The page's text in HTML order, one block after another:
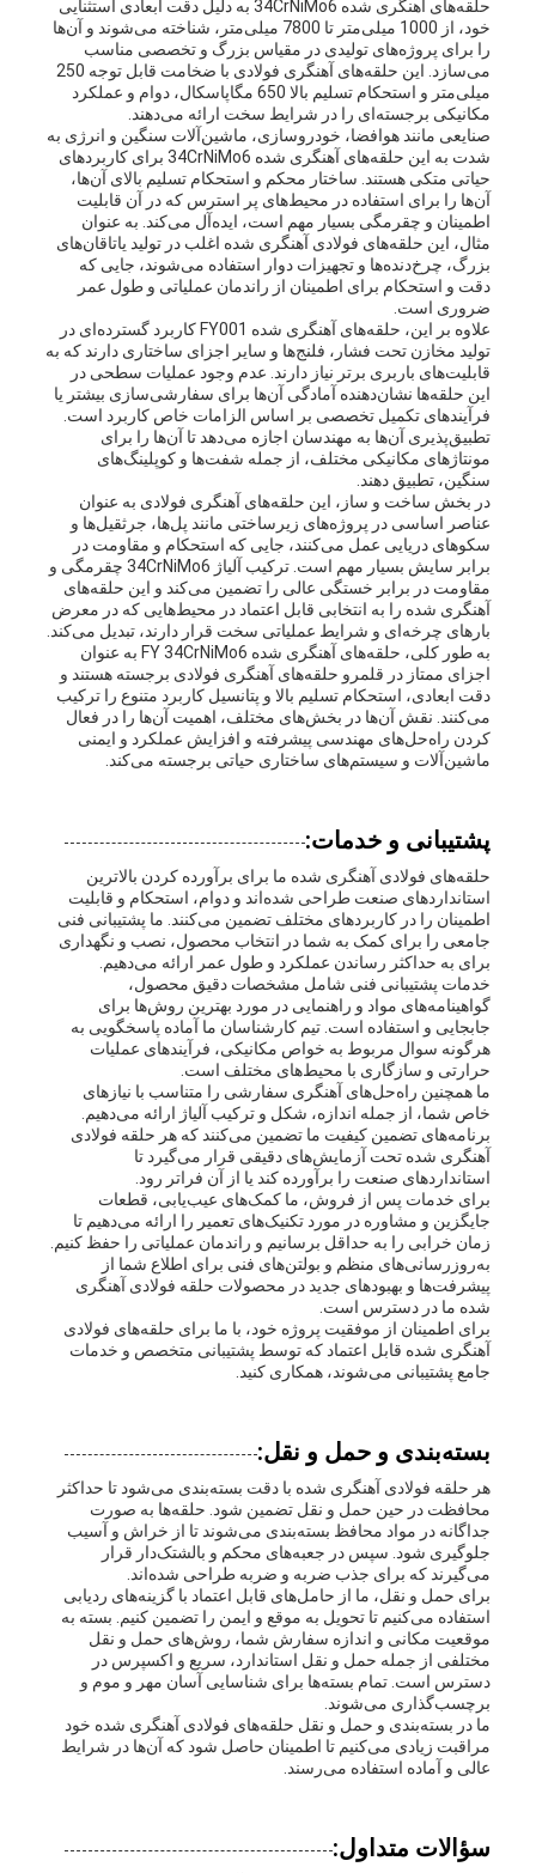
حلقه‌های آهنگری شده 34CrNiMo6 به دلیل دقت ابعادی استثنایی
خود، از 1000 میلی‌متر تا 7800 میلی‌متر، شناخته می‌شوند و آن‌ها
را برای پروژه‌های تولیدی در مقیاس بزرگ و تخصصی مناسب
می‌سازد. این حلقه‌های آهنگری فولادی با ضخامت قابل توجه 250
میلی‌متر و استحکام تسلیم بالا 650 مگاپاسکال، دوام و عملکرد
مکانیکی برجسته‌ای را در شرایط سخت ارائه می‌دهند.
صنایعی مانند هوافضا، خودروسازی، ماشین‌آلات سنگین و انرژی به
شدت به این حلقه‌های آهنگری شده 34CrNiMo6 برای کاربردهای
حیاتی متکی هستند. ساختار محکم و استحکام تسلیم بالای آن‌ها،
آن‌ها را برای استفاده در محیط‌های پر استرس که در آن قابلیت
اطمینان و چقرمگی بسیار مهم است، ایده‌آل می‌کند. به عنوان
مثال، این حلقه‌های فولادی آهنگری شده اغلب در تولید یاتاقان‌های
بزرگ، چرخ‌دنده‌ها و تجهیزات دوار استفاده می‌شوند، جایی که
دقت و استحکام برای اطمینان از راندمان عملیاتی و طول عمر
ضروری است.
علاوه بر این، حلقه‌های آهنگری شده FY001 کاربرد گسترده‌ای در
تولید مخازن تحت فشار، فلنج‌ها و سایر اجزای ساختاری دارند که به
قابلیت‌های باربری برتر نیاز دارند. عدم وجود عملیات سطحی در
این حلقه‌ها نشان‌دهنده آمادگی آن‌ها برای سفارشی‌سازی بیشتر یا
فرآیندهای تکمیل تخصصی بر اساس الزامات خاص کاربرد است.
تطبیق‌پذیری آن‌ها به مهندسان اجازه می‌دهد تا آن‌ها را برای
مونتاژهای مکانیکی مختلف، از جمله شفت‌ها و کوپلینگ‌های
سنگین، تطبیق دهند.
در بخش ساخت و ساز، این حلقه‌های آهنگری فولادی به عنوان
عناصر اساسی در پروژه‌های زیرساختی مانند پل‌ها، جرثقیل‌ها و
سکوهای دریایی عمل می‌کنند، جایی که استحکام و مقاومت در
برابر سایش بسیار مهم است. ترکیب آلیاژ 34CrNiMo6 چقرمگی و
مقاومت در برابر خستگی عالی را تضمین می‌کند و این حلقه‌های
آهنگری شده را به انتخابی قابل اعتماد در محیط‌هایی که در معرض
بارهای چرخه‌ای و شرایط عملیاتی سخت قرار دارند، تبدیل می‌کند.
به طور کلی، حلقه‌های آهنگری شده FY 34CrNiMo6 به عنوان
اجزای ممتاز در قلمرو حلقه‌های آهنگری فولادی برجسته هستند و
دقت ابعادی، استحکام تسلیم بالا و پتانسیل کاربرد متنوع را ترکیب
می‌کنند. نقش آن‌ها در بخش‌های مختلف، اهمیت آن‌ها را در فعال
کردن راه‌حل‌های مهندسی پیشرفته و افزایش عملکرد و ایمنی
ماشین‌آلات و سیستم‌های ساختاری حیاتی برجسته می‌کند.
پشتیبانی و خدمات:
حلقه‌های فولادی آهنگری شده ما برای برآورده کردن بالاترین
استانداردهای صنعت طراحی شده‌اند و دوام، استحکام و قابلیت
اطمینان را در کاربردهای مختلف تضمین می‌کنند. ما پشتیبانی فنی
جامعی را برای کمک به شما در انتخاب محصول، نصب و نگهداری
برای به حداکثر رساندن عملکرد و طول عمر ارائه می‌دهیم.
خدمات پشتیبانی فنی شامل مشخصات دقیق محصول،
گواهینامه‌های مواد و راهنمایی در مورد بهترین روش‌ها برای
جابجایی و استفاده است. تیم کارشناسان ما آماده پاسخگویی به
هرگونه سوال مربوط به خواص مکانیکی، فرآیندهای عملیات
حرارتی و سازگاری با محیط‌های مختلف است.
ما همچنین راه‌حل‌های آهنگری سفارشی را متناسب با نیازهای
خاص شما، از جمله اندازه، شکل و ترکیب آلیاژ ارائه می‌دهیم.
برنامه‌های تضمین کیفیت ما تضمین می‌کنند که هر حلقه فولادی
آهنگری شده تحت آزمایش‌های دقیقی قرار می‌گیرد تا
استانداردهای صنعت را برآورده کند یا از آن فراتر رود.
برای خدمات پس از فروش، ما کمک‌های عیب‌یابی، قطعات
جایگزین و مشاوره در مورد تکنیک‌های تعمیر را ارائه می‌دهیم تا
زمان خرابی را به حداقل برسانیم و راندمان عملیاتی را حفظ کنیم.
به‌روزرسانی‌های منظم و بولتن‌های فنی برای اطلاع شما از
پیشرفت‌ها و بهبودهای جدید در محصولات حلقه فولادی آهنگری
شده ما در دسترس است.
برای اطمینان از موفقیت پروژه خود، با ما برای حلقه‌های فولادی
آهنگری شده قابل اعتماد که توسط پشتیبانی متخصص و خدمات
جامع پشتیبانی می‌شوند، همکاری کنید.
بسته‌بندی و حمل و نقل:
هر حلقه فولادی آهنگری شده با دقت بسته‌بندی می‌شود تا حداکثر
محافظت در حین حمل و نقل تضمین شود. حلقه‌ها به صورت
جداگانه در مواد محافظ بسته‌بندی می‌شوند تا از خراش و آسیب
جلوگیری شود. سپس در جعبه‌های محکم و بالشتک‌دار قرار
می‌گیرند که برای جذب ضربه و ضربه طراحی شده‌اند.
برای حمل و نقل، ما از حامل‌های قابل اعتماد با گزینه‌های ردیابی
استفاده می‌کنیم تا تحویل به موقع و ایمن را تضمین کنیم. بسته به
موقعیت مکانی و اندازه سفارش شما، روش‌های حمل و نقل
مختلفی از جمله حمل و نقل استاندارد، سریع و اکسپرس در
دسترس است. تمام بسته‌ها برای شناسایی آسان مهر و موم و
برچسب‌گذاری می‌شوند.
ما در بسته‌بندی و حمل و نقل حلقه‌های فولادی آهنگری شده خود
مراقبت زیادی می‌کنیم تا اطمینان حاصل شود که آن‌ها در شرایط
عالی و آماده استفاده می‌رسند.
سؤالات متداول: